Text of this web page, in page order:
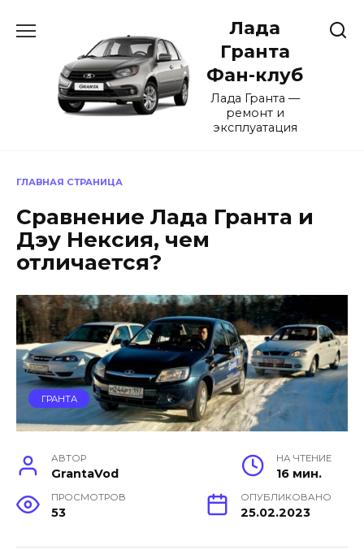
содержанию
Лада
Гранта
Фан-клуб
Лада Гранта —
ремонт и
эксплуатация
ГЛАВНАЯ СТРАНИЦА
Сравнение Лада Гранта и
Дэу Нексия, чем
отличается?
ГРАНТА
АВТОР
GrantaVod
НА ЧТЕНИЕ
16 мин.
ПРОСМОТРОВ
53
ОПУБЛИКОВАНО
25.02.2023